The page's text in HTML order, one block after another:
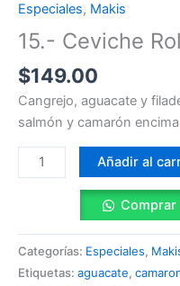
Especiales, Makis
15.- Ceviche
$149.00
Cangrejo, aguacate y
salmón y camarón
Añadir al
Comprar
Categorías: Especiales,
Etiquetas: aguacate,